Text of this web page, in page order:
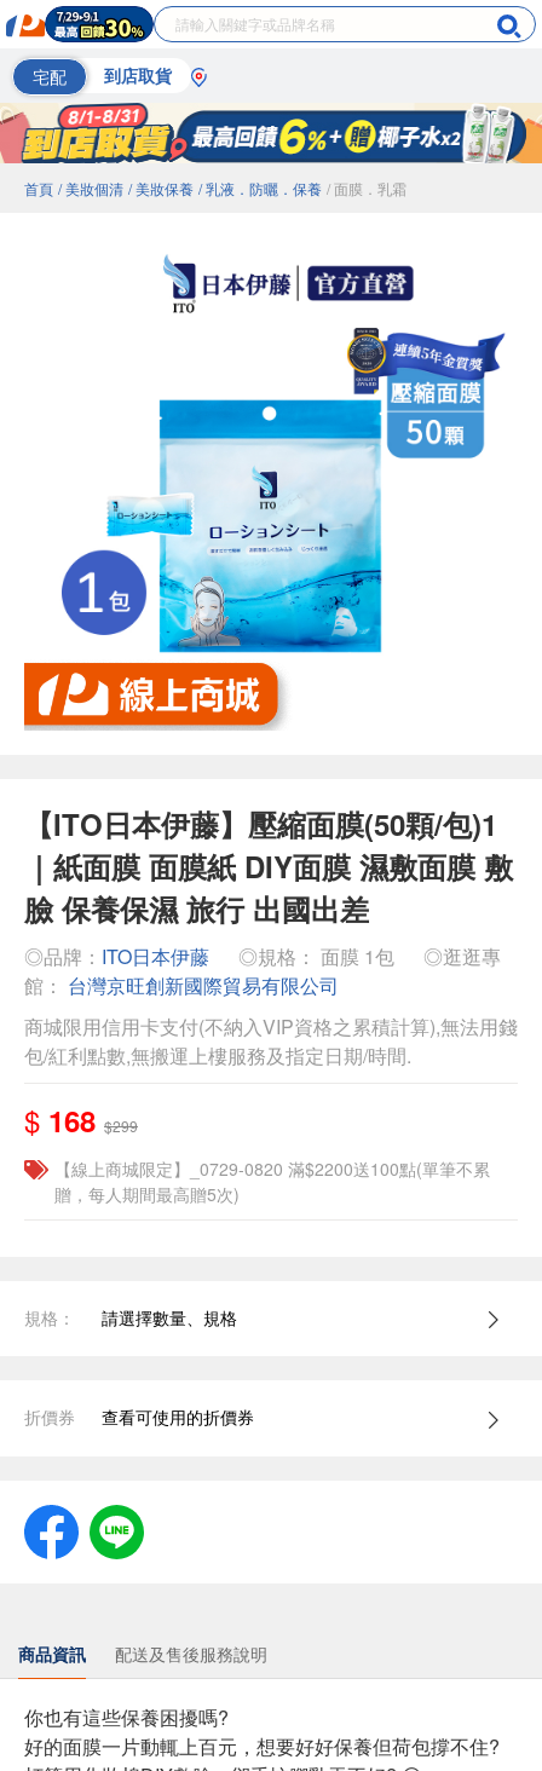
宅配 到店取貨
首頁 / 美妝個清 / 美妝保養 / 乳液．防曬．保養 / 面膜．乳霜
【ITO日本伊藤】壓縮面膜(50顆/包)1
｜紙面膜 面膜紙 DIY面膜 濕敷面膜 敷
臉 保養保濕 旅行 出國出差
◎品牌： ITO日本伊藤 ◎規格： 面膜 1包
◎逛逛專
館： 台灣京旺創新國際貿易有限公司
商城限用信用卡支付(不納入VIP資格之累積計算),無法用錢
包/紅利點數,無搬運上樓服務及指定日期/時間.
$ 168 $299
【線上商城限定】_0729-0820 滿$2200送100點(單筆不累
贈，每人期間最高贈5次)
規格： 請選擇數量、規格
折價券 查看可使用的折價券
商品資訊 配送及售後服務說明
你也有這些保養困擾嗎?
好的面膜一片動輒上百元，想要好好保養但荷包撐不住?